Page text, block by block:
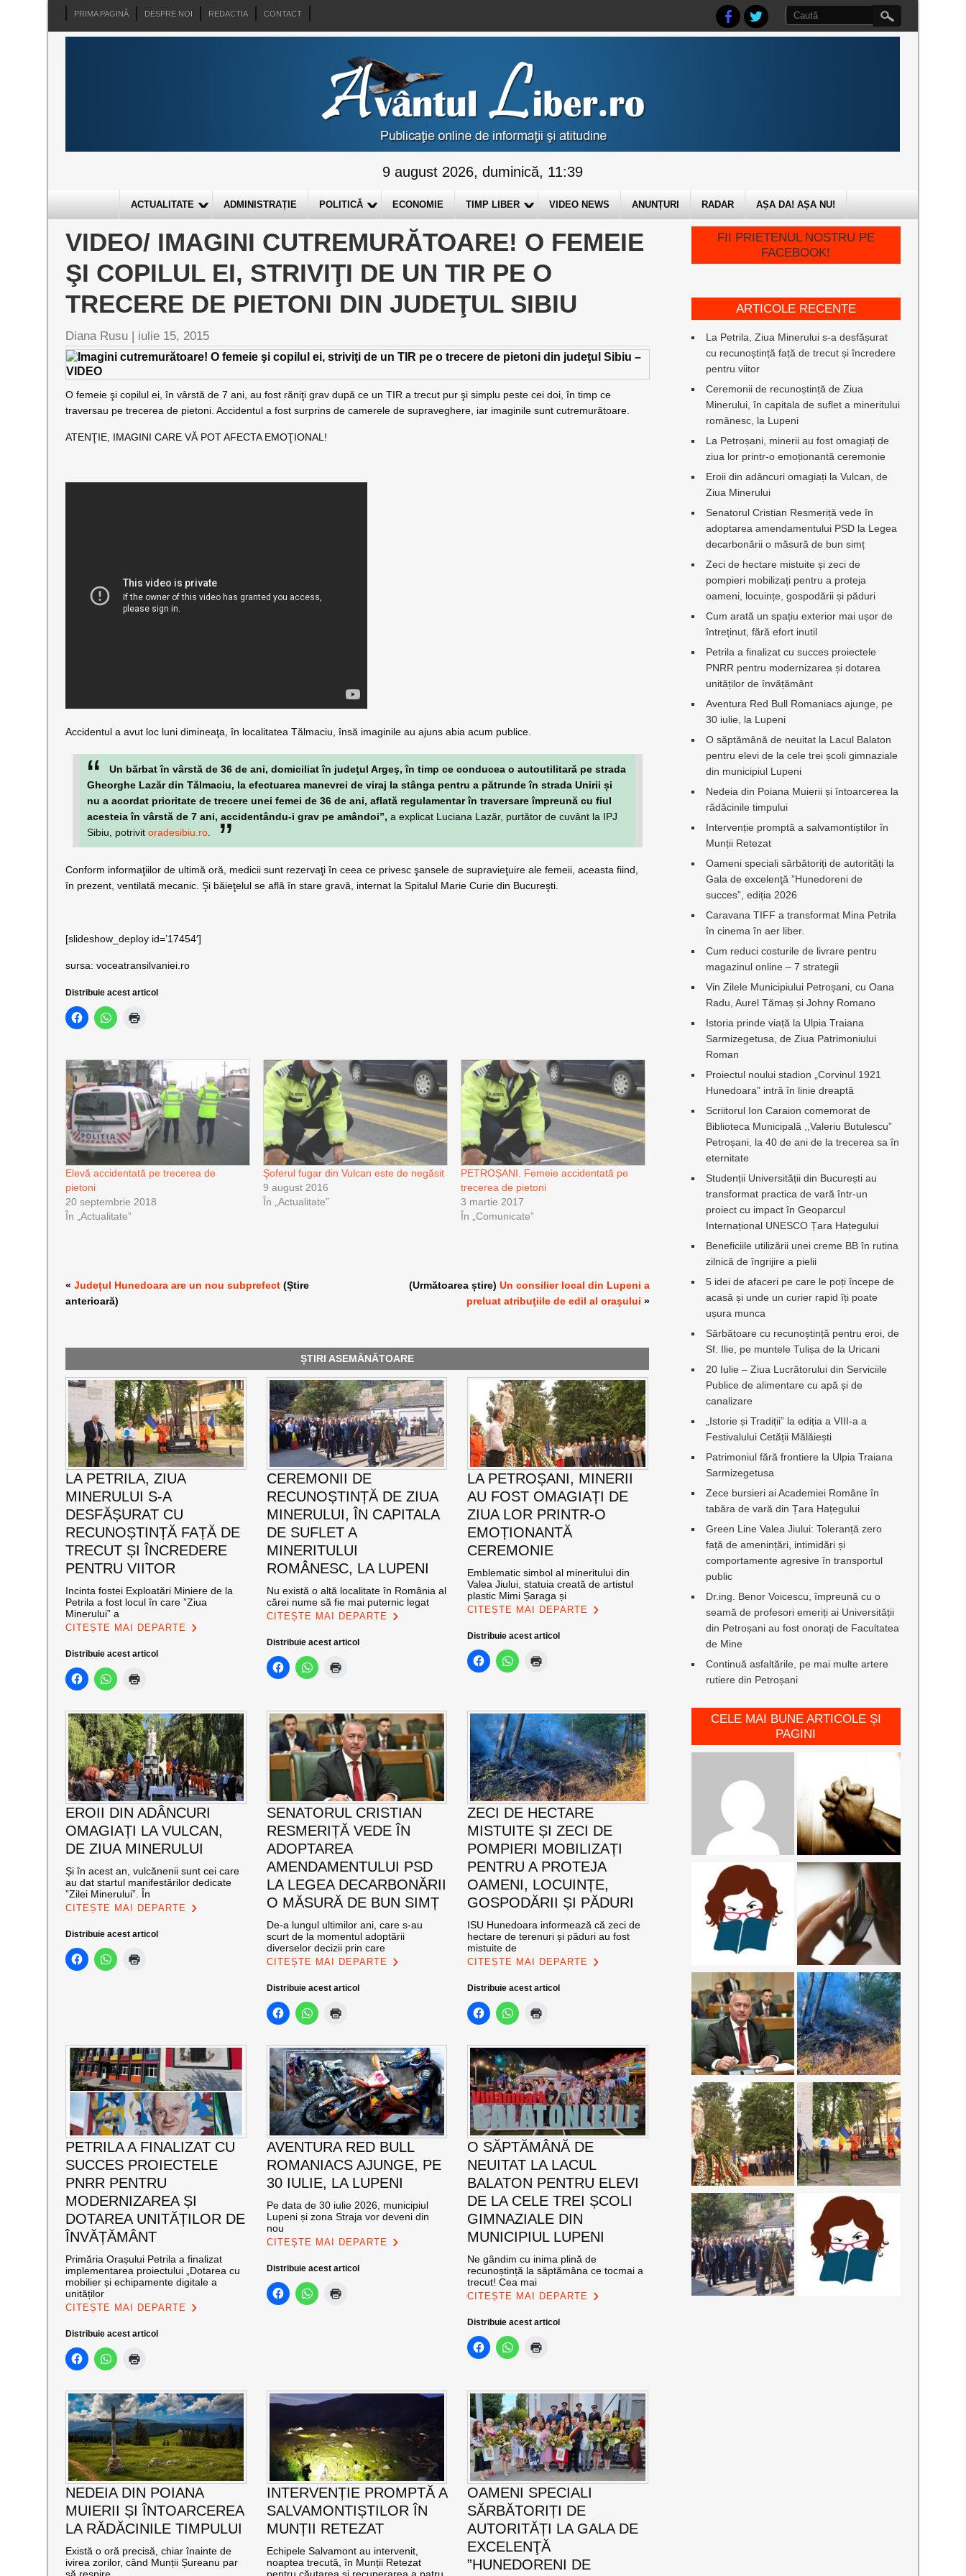
PRIMA PAGINĂ DESPRE NOI REDACTIA CONTACT
9 august 2026, duminică, 11:39
ACTUALITATE ADMINISTRAȚIE POLITICĂ ECONOMIE TIMP LIBER VIDEO NEWS ANUNȚURI RADAR AȘA DA! AȘA NU!
VIDEO/ IMAGINI CUTREMURĂTOARE! O FEMEIE
ŞI COPILUL EI, STRIVIŢI DE UN TIR PE O
TRECERE DE PIETONI DIN JUDEŢUL SIBIU
Diana Rusu | iulie 15, 2015
O femeie şi copilul ei, în vârstă de 7 ani, au fost răniţi grav după ce un TIR a trecut pur şi simplu peste cei doi, în timp ce
traversau pe trecerea de pietoni. Accidentul a fost surprins de camerele de supraveghere, iar imaginile sunt cutremurătoare.
ATENŢIE, IMAGINI CARE VĂ POT AFECTA EMOŢIONAL!
Accidentul a avut loc luni dimineaţa, în localitatea Tălmaciu, însă imaginile au ajuns abia acum publice.
Un bărbat în vârstă de 36 de ani, domiciliat în judeţul Argeş, în timp ce conducea o autoutilitară pe strada
Gheorghe Lazăr din Tălmaciu, la efectuarea manevrei de viraj la stânga pentru a pătrunde în strada Unirii și
nu a acordat prioritate de trecere unei femei de 36 de ani, aflată regulamentar în traversare împreună cu fiul
acesteia în vârstă de 7 ani, accidentându-i grav pe amândoi”, a explicat Luciana Lazăr, purtător de cuvânt la IPJ
Sibiu, potrivitoradesibiu.ro
Conform informaţiilor de ultimă oră, medicii sunt rezervaţi în ceea ce privesc şansele de supravieţuire ale femeii, aceasta fiind,
în prezent, ventilată mecanic. Şi băieţelul se află în stare gravă, internat la Spitalul Marie Curie din Bucureşti.
[slideshow_deploy id=’17454′]
sursa: voceatransilvaniei.ro
Distribuie acest articol
Elevă accidentată pe trecerea de
pietoni
20 septembrie 2018
În „Actualitate”
Şoferul fugar din Vulcan este de negăsit
9 august 2016
În „Actualitate”
PETROȘANI. Femeie accidentată pe
trecerea de pietoni
3 martie 2017
În „Comunicate”
«Județul Hunedoara are un nou subprefect (Știre
anterioară)
(Următoarea știre)Un consilier local din Lupeni a
preluat atribuţiile de edil al oraşului »
ȘTIRI ASEMĂNĂTOARE
LA PETRILA, ZIUA
MINERULUI S-A
DESFĂȘURAT CU
RECUNOȘTINȚĂ FAȚĂ DE
TRECUT ȘI ÎNCREDERE
PENTRU VIITOR
Incinta fostei Exploatări Miniere de la
Petrila a fost locul în care ”Ziua
Minerului” a
CITEȘTE MAI DEPARTE
Distribuie acest articol
CEREMONII DE
RECUNOȘTINȚĂ DE ZIUA
MINERULUI, ÎN CAPITALA
DE SUFLET A
MINERITULUI
ROMÂNESC, LA LUPENI
Nu există o altă localitate în România al
cărei nume să fie mai puternic legat
CITEȘTE MAI DEPARTE
Distribuie acest articol
LA PETROȘANI, MINERII
AU FOST OMAGIAȚI DE
ZIUA LOR PRINTR-O
EMOȚIONANTĂ
CEREMONIE
Emblematic simbol al mineritului din
Valea Jiului, statuia creată de artistul
plastic Mimi Șaraga și
CITEȘTE MAI DEPARTE
Distribuie acest articol
EROII DIN ADÂNCURI
OMAGIAȚI LA VULCAN,
DE ZIUA MINERULUI
Și în acest an, vulcănenii sunt cei care
au dat startul manifestărilor dedicate
”Zilei Minerului”. În
CITEȘTE MAI DEPARTE
Distribuie acest articol
SENATORUL CRISTIAN
RESMERIȚĂ VEDE ÎN
ADOPTAREA
AMENDAMENTULUI PSD
LA LEGEA DECARBONĂRII
O MĂSURĂ DE BUN SIMȚ
De-a lungul ultimilor ani, care s-au
scurt de la momentul adoptării
diverselor decizii prin care
CITEȘTE MAI DEPARTE
Distribuie acest articol
ZECI DE HECTARE
MISTUITE ȘI ZECI DE
POMPIERI MOBILIZAȚI
PENTRU A PROTEJA
OAMENI, LOCUINȚE,
GOSPODĂRII ȘI PĂDURI
ISU Hunedoara informează că zeci de
hectare de terenuri și păduri au fost
mistuite de
CITEȘTE MAI DEPARTE
Distribuie acest articol
PETRILA A FINALIZAT CU
SUCCES PROIECTELE
PNRR PENTRU
MODERNIZAREA ȘI
DOTAREA UNITĂȚILOR DE
ÎNVĂȚĂMÂNT
Primăria Orașului Petrila a finalizat
implementarea proiectului „Dotarea cu
mobilier și echipamente digitale a
unităților
CITEȘTE MAI DEPARTE
Distribuie acest articol
AVENTURA RED BULL
ROMANIACS AJUNGE, PE
30 IULIE, LA LUPENI
Pe data de 30 iulie 2026, municipiul
Lupeni și zona Straja vor deveni din
nou
CITEȘTE MAI DEPARTE
Distribuie acest articol
O SĂPTĂMÂNĂ DE
NEUITAT LA LACUL
BALATON PENTRU ELEVI
DE LA CELE TREI ȘCOLI
GIMNAZIALE DIN
MUNICIPIUL LUPENI
Ne gândim cu inima plină de
recunoștință la săptămâna ce tocmai a
trecut! Cea mai
CITEȘTE MAI DEPARTE
Distribuie acest articol
NEDEIA DIN POIANA
MUIERII ȘI ÎNTOARCEREA
LA RĂDĂCINILE TIMPULUI
Există o oră precisă, chiar înainte de
ivirea zorilor, când Munții Șureanu par
să respire
INTERVENȚIE PROMPTĂ A
SALVAMONTIȘTILOR ÎN
MUNȚII RETEZAT
Echipele Salvamont au intervenit,
noaptea trecută, în Munții Retezat
pentru căutarea și recuperarea a patru
OAMENI SPECIALI
SĂRBĂTORIȚI DE
AUTORITĂȚI LA GALA DE
EXCELENŢĂ
”HUNEDORENI DE
FII PRIETENUL NOSTRU PE
FACEBOOK!
ARTICOLE RECENTE
La Petrila, Ziua Minerului s-a desfășurat
cu recunoștință față de trecut și încredere
pentru viitor
Ceremonii de recunoștință de Ziua
Minerului, în capitala de suflet a mineritului
românesc, la Lupeni
La Petroșani, minerii au fost omagiați de
ziua lor printr-o emoționantă ceremonie
Eroii din adâncuri omagiați la Vulcan, de
Ziua Minerului
Senatorul Cristian Resmeriță vede în
adoptarea amendamentului PSD la Legea
decarbonării o măsură de bun simț
Zeci de hectare mistuite și zeci de
pompieri mobilizați pentru a proteja
oameni, locuințe, gospodării și păduri
Cum arată un spațiu exterior mai ușor de
întreținut, fără efort inutil
Petrila a finalizat cu succes proiectele
PNRR pentru modernizarea și dotarea
unităților de învățământ
Aventura Red Bull Romaniacs ajunge, pe
30 iulie, la Lupeni
O săptămână de neuitat la Lacul Balaton
pentru elevi de la cele trei școli gimnaziale
din municipiul Lupeni
Nedeia din Poiana Muierii și întoarcerea la
rădăcinile timpului
Intervenție promptă a salvamontiștilor în
Munții Retezat
Oameni speciali sărbătoriți de autorități la
Gala de excelenţă ”Hunedoreni de
succes”, ediția 2026
Caravana TIFF a transformat Mina Petrila
în cinema în aer liber.
Cum reduci costurile de livrare pentru
magazinul online – 7 strategii
Vin Zilele Municipiului Petroșani, cu Oana
Radu, Aurel Tămaș și Johny Romano
Istoria prinde viață la Ulpia Traiana
Sarmizegetusa, de Ziua Patrimoniului
Roman
Proiectul noului stadion „Corvinul 1921
Hunedoara” intră în linie dreaptă
Scriitorul Ion Caraion comemorat de
Biblioteca Municipală ,,Valeriu Butulescu”
Petroșani, la 40 de ani de la trecerea sa în
eternitate
Studenții Universității din București au
transformat practica de vară într-un
proiect cu impact în Geoparcul
Internațional UNESCO Țara Hațegului
Beneficiile utilizării unei creme BB în rutina
zilnică de îngrijire a pielii
5 idei de afaceri pe care le poți începe de
acasă și unde un curier rapid îți poate
ușura munca
Sărbătoare cu recunoștință pentru eroi, de
Sf. Ilie, pe muntele Tulișa de la Uricani
20 Iulie – Ziua Lucrătorului din Serviciile
Publice de alimentare cu apă și de
canalizare
„Istorie și Tradiții” la ediția a VIII-a a
Festivalului Cetății Mălăiești
Patrimoniul fără frontiere la Ulpia Traiana
Sarmizegetusa
Zece bursieri ai Academiei Române în
tabăra de vară din Țara Hațegului
Green Line Valea Jiului: Toleranță zero
față de amenințări, intimidări și
comportamente agresive în transportul
public
Dr.ing. Benor Voicescu, împreună cu o
seamă de profesori emeriți ai Universității
din Petroșani au fost onorați de Facultatea
de Mine
Continuă asfaltările, pe mai multe artere
rutiere din Petroșani
CELE MAI BUNE ARTICOLE ȘI
PAGINI